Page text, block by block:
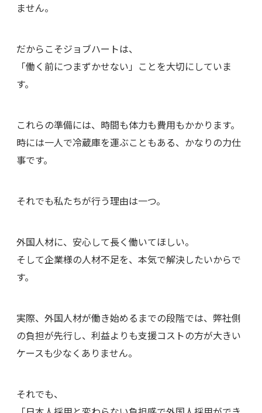
ません。
だからこそジョブハートは、
「働く前につまずかせない」ことを大切にしていま
す。
これらの準備には、時間も体力も費用もかかります。
時には一人で冷蔵庫を運ぶこともある、かなりの力仕
事です。
それでも私たちが行う理由は一つ。
外国人材に、安心して長く働いてほしい。
そして企業様の人材不足を、本気で解決したいからで
す。
実際、外国人材が働き始めるまでの段階では、弊社側
の負担が先行し、利益よりも支援コストの方が大きい
ケースも少なくありません。
それでも、